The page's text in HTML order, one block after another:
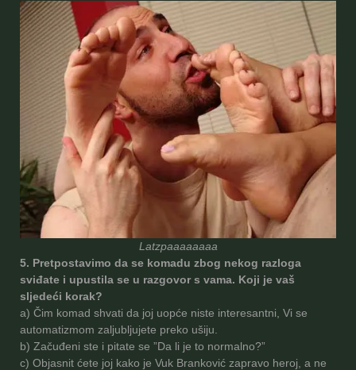
Latzpaaaaaaaa
5. Pretpostavimo da se komadu zbog nekog razloga
sviđate i upustila se u razgovor s vama. Koji je vaš
sljedeći korak?
a) Čim komad shvati da joj uopće niste interesantni, Vi se
automatizmom zaljubljujete preko ušiju.
b) Začuđeni ste i pitate se ”Da li je to normalno?”
c) Objasnit ćete joj kako je Vuk Branković zapravo heroj, a ne